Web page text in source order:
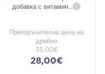
добавка с витамин... i
Препоръчителна цена на
дребно
35,00€
28,00€